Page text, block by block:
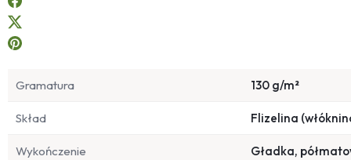
Gramatura 130 g/m²
Skład Flizelina
Wykończenie Gładka,